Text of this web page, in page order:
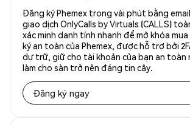
Đăng ký Phemex trong vài phút bằng
giao dịch OnlyCalls by Virtuals (CALLS)
xác minh danh tính nhanh để mở khóa
ký an toàn của Phemex, được hỗ trợ bởi
dự trữ, giữ cho tài khoản của bạn an toàn
làm cho sàn trở nên đáng tin cậy.
Đăng ký ngay